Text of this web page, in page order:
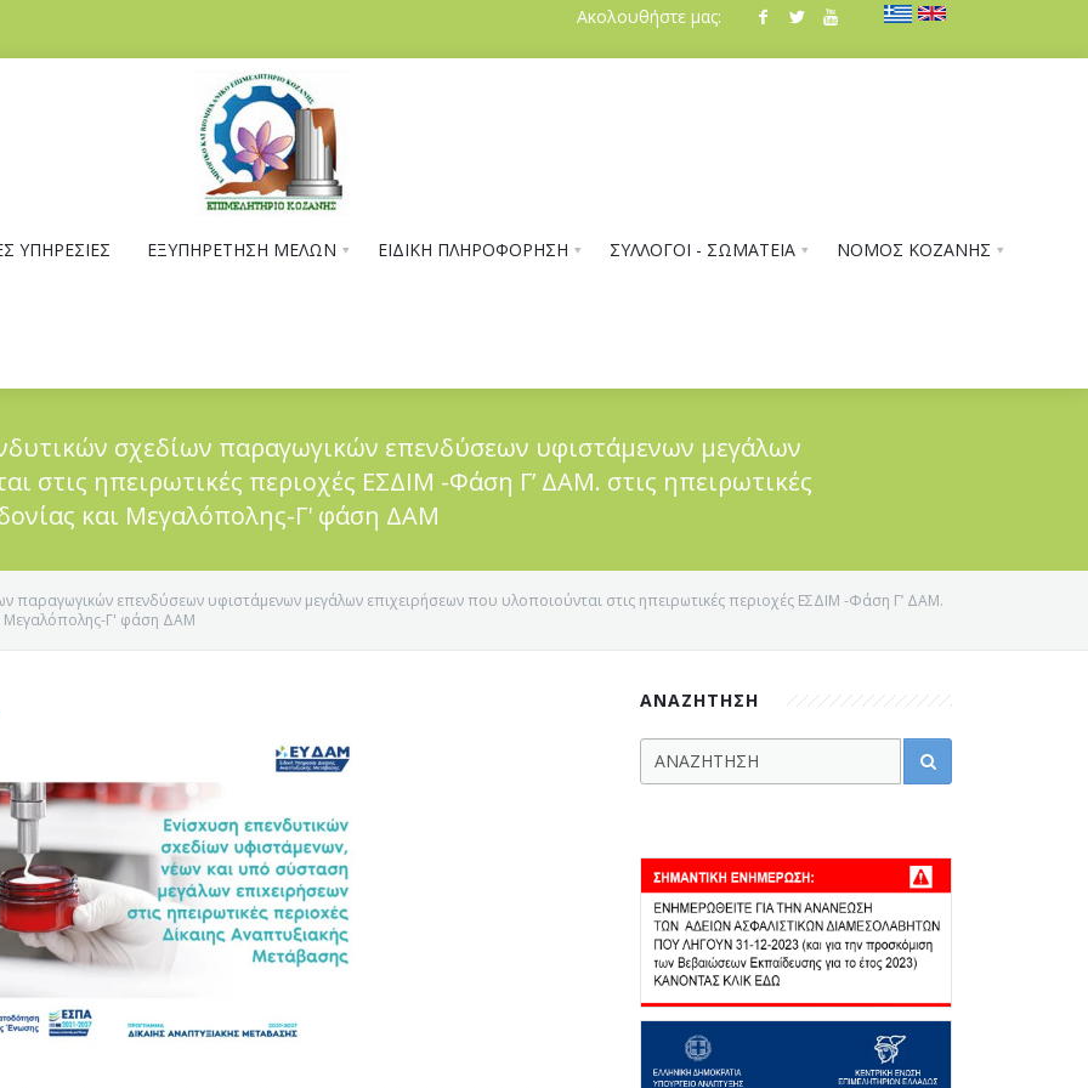
Ακολουθήστε μας:
ΥΠΗΡΕΣΙΕΣ ΕΞΥΠΗΡΕΤΗΣΗ ΜΕΛΩΝ ΕΙΔΙΚΗ ΠΛΗΡΟΦΟΡΗΣΗ ΣΥΛΛΟΓΟΙ - ΣΩΜΑΤΕΙΑ ΝΟΜΟΣ ΚΟΖΑΝΗΣ
σχεδίων παραγωγικών επενδύσεων υφιστάμενων μεγάλων
στις ηπειρωτικές περιοχές ΕΣΔΙΜ -Φάση Γ’ ΔΑΜ. στις ηπειρωτικές
και Μεγαλόπολης-Γ' φάση ΔΑΜ
παραγωγικών επενδύσεων υφιστάμενων μεγάλων επιχειρήσεων που υλοποιούνται στις ηπειρωτικές περιοχές ΕΣΔΙΜ -Φάση Γ’ ΔΑΜ.
Μεγαλόπολης-Γ' φάση ΔΑΜ
ΑΝΑΖΗΤΗΣΗ